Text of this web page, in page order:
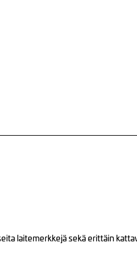
laitemerkkejä sekä erittäin